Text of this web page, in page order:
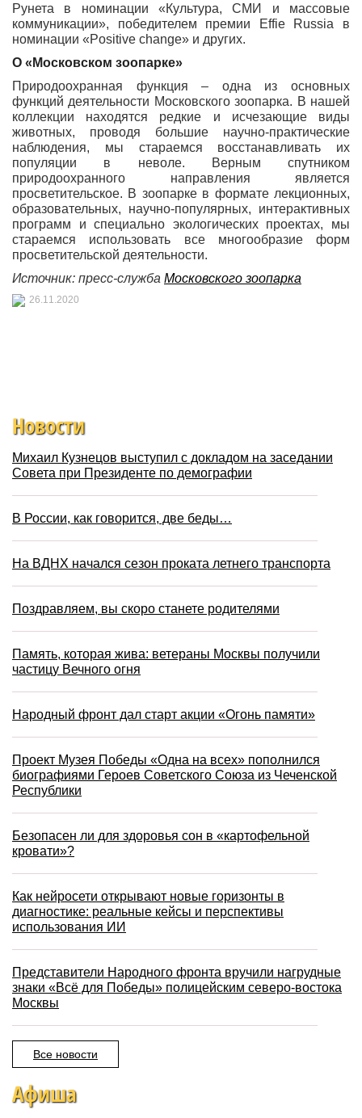
Рунета в номинации «Культура, СМИ и массовые
коммуникации», победителем премии
Effie Russia в
номинации «Positive change» и других.
О «Московском зоопарке»
Природоохранная функция – одна из основных
функций деятельности Московского зоопарка. В нашей
коллекции находятся редкие и исчезающие виды
животных, проводя большие научно-практические
наблюдения, мы стараемся восстанавливать их
популяции в неволе. Верным спутником
природоохранного направления является
просветительское. В зоопарке в формате лекционных,
образовательных, научно-популярных, интерактивных
программ и специально экологических проектах, мы
стараемся использовать все многообразие форм
просветительской деятельности.
Источник: пресс-служба Московского зоопарка
26.11.2020
Новости
Михаил Кузнецов выступил с докладом на заседании
Совета при Президенте по демографии
В России, как говорится, две беды…
На ВДНХ начался сезон проката летнего транспорта
Поздравляем, вы скоро станете родителями
Память, которая жива: ветераны Москвы получили
частицу Вечного огня
Народный фронт дал старт акции «Огонь памяти»
Проект Музея Победы «Одна на всех» пополнился
биографиями Героев Советского Союза из Чеченской
Республики
Безопасен ли для здоровья сон в «картофельной
кровати»?
Как нейросети открывают новые горизонты в
диагностике: реальные кейсы и перспективы
использования ИИ
Представители Народного фронта вручили нагрудные
знаки «Всё для Победы» полицейским северо-востока
Москвы
Все новости
Афиша